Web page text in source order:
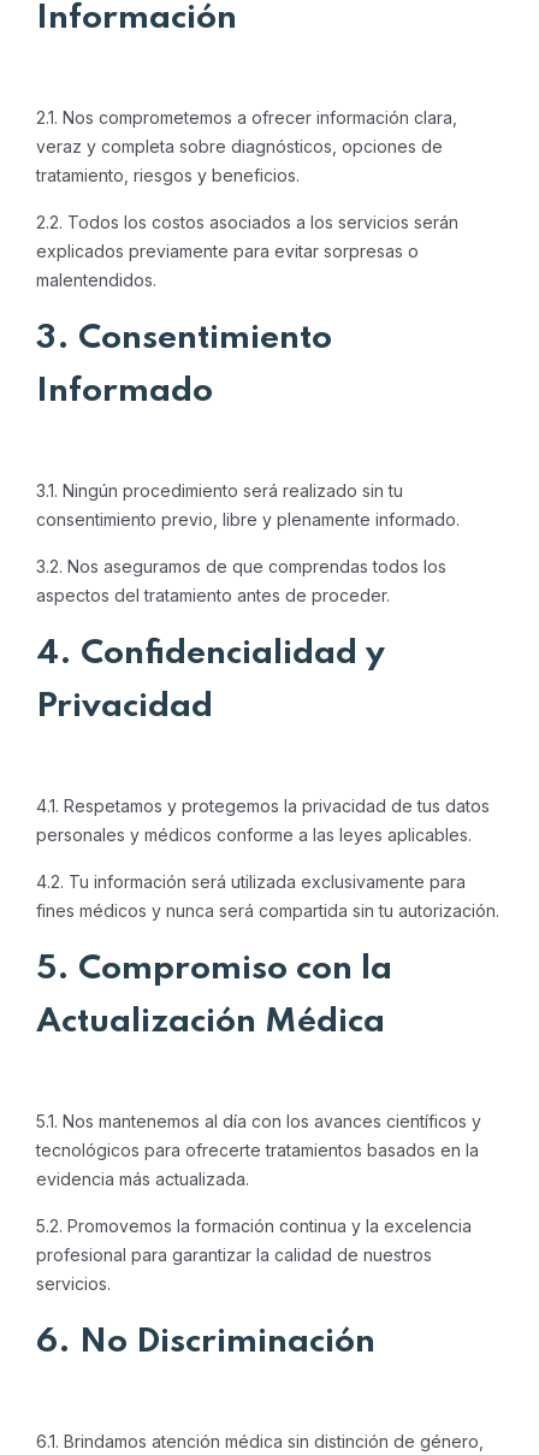
Información
2.1. Nos comprometemos a ofrecer información clara,
veraz y completa sobre diagnósticos, opciones de
tratamiento, riesgos y beneficios.
2.2. Todos los costos asociados a los servicios serán
explicados previamente para evitar sorpresas o
malentendidos.
3. Consentimiento
Informado
3.1. Ningún procedimiento será realizado sin tu
consentimiento previo, libre y plenamente informado.
3.2. Nos aseguramos de que comprendas todos los
aspectos del tratamiento antes de proceder.
4. Confidencialidad y
Privacidad
4.1. Respetamos y protegemos la privacidad de tus datos
personales y médicos conforme a las leyes aplicables.
4.2. Tu información será utilizada exclusivamente para
fines médicos y nunca será compartida sin tu autorización.
5. Compromiso con la
Actualización Médica
5.1. Nos mantenemos al día con los avances científicos y
tecnológicos para ofrecerte tratamientos basados en la
evidencia más actualizada.
5.2. Promovemos la formación continua y la excelencia
profesional para garantizar la calidad de nuestros
servicios.
6. No Discriminación
6.1. Brindamos atención médica sin distinción de género,